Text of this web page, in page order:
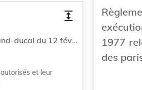
expand
A10 Règlement grand-ducal du 12 février 1979 pris en exécution des articles 6 et 12 de la loi du 20 avril 1977 relative à l’exploitation des jeux de hasard et des paris relatifs aux épreuves sportives.
et leur
1977
des